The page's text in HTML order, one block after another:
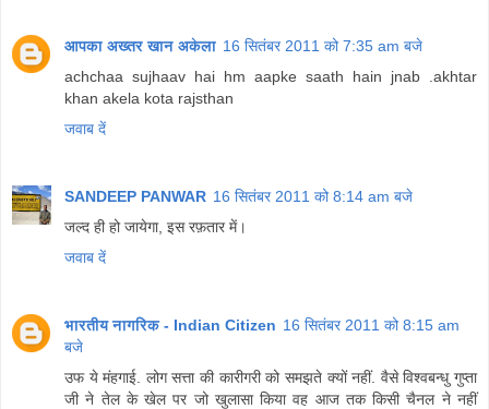
आपका अख्तर खान अकेला 16 सितंबर 2011 को 7:35 am बजे
achchaa sujhaav hai hm aapke saath hain jnab .akhtar
khan akela kota rajsthan
जवाब दें
SANDEEP PANWAR 16 सितंबर 2011 को 8:14 am बजे
जल्द ही हो जायेगा, इस रफ़तार में।
जवाब दें
भारतीय नागरिक - Indian Citizen 16 सितंबर 2011 को 8:15 am
बजे
उफ ये मंहगाई. लोग सत्ता की कारीगरी को समझते क्यों नहीं. वैसे विश्वबन्धु गुप्ता
जी ने तेल के खेल पर जो खुलासा किया वह आज तक किसी चैनल ने नहीं